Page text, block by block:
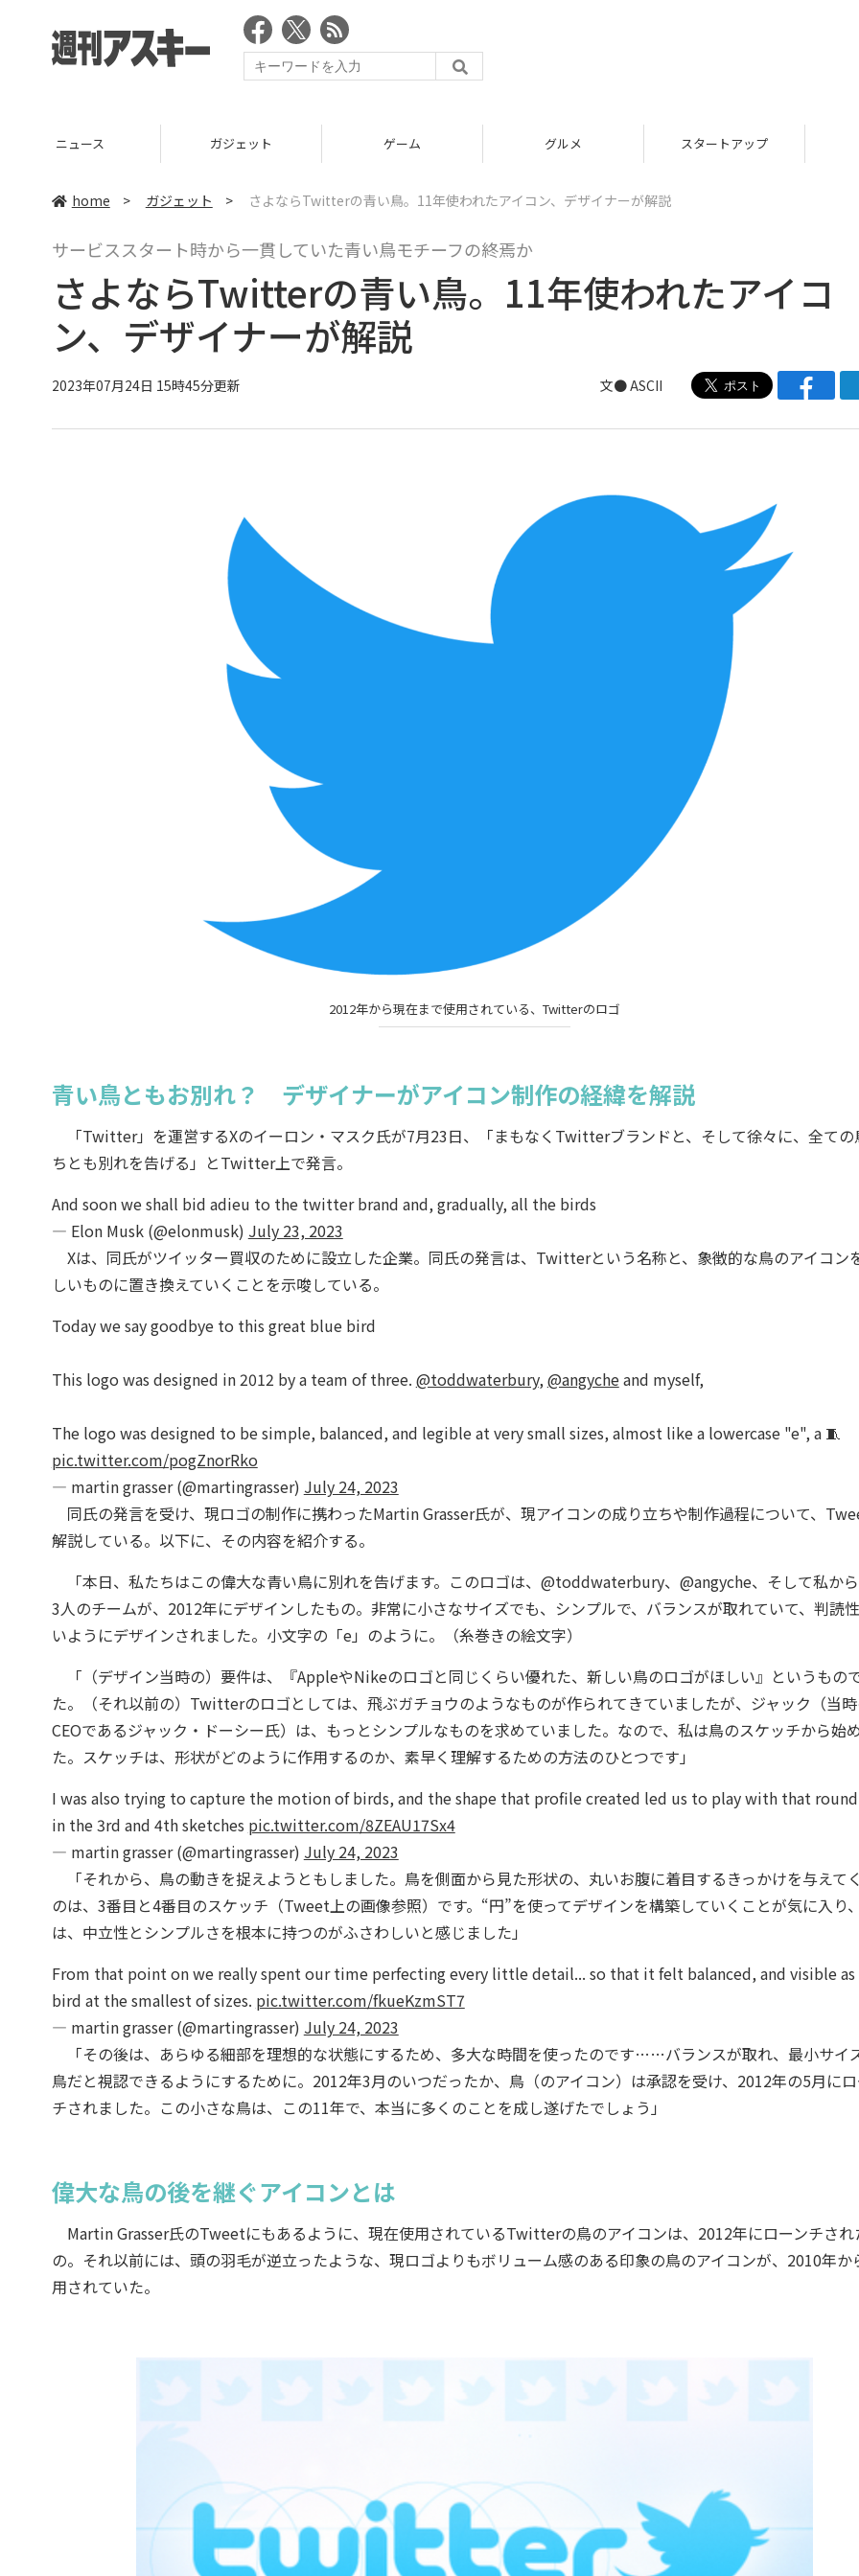
ニュース ガジェット ゲーム グルメ スタートアップ
home > ガジェット > さよならTwitterの青い鳥。11年使われたアイコン、デザイナーが解説
サービススタート時から一貫していた青い鳥モチーフの終焉か
さよならTwitterの青い鳥。11年使われたアイコ
ン、デザイナーが解説
2023年07月24日 15時45分更新 文● ASCII
2012年から現在まで使用されている、Twitterのロゴ
青い鳥ともお別れ？ デザイナーがアイコン制作の経緯を解説
「Twitter」を運営するXのイーロン・マスク氏が7月23日、「まもなくTwitterブランドと、そして徐々に、全ての
ちとも別れを告げる」とTwitter上で発言。
And soon we shall bid adieu to the twitter brand and, gradually, all the birds
— Elon Musk (@elonmusk) July 23, 2023
Xは、同氏がツイッター買収のために設立した企業。同氏の発言は、Twitterという名称と、象徴的な鳥のアイコン
しいものに置き換えていくことを示唆している。
Today we say goodbye to this great blue bird
This logo was designed in 2012 by a team of three. @toddwaterbury, @angycheand myself,
The logo was designed to be simple, balanced, and legible at very small sizes, almost like a lowercase "e", a 🧵
pic.twitter.com/pogZnorRko
— martin grasser (@martingrasser) July 24, 2023
同氏の発言を受け、現ロゴの制作に携わったMartin Grasser氏が、現アイコンの成り立ちや制作過程について、
解説している。以下に、その内容を紹介する。
「本日、私たちはこの偉大な青い鳥に別れを告げます。このロゴは、@toddwaterbury、@angyche、そして私か
3人のチームが、2012年にデザインしたもの。非常に小さなサイズでも、シンプルで、バランスが取れていて、判読
いようにデザインされました。小文字の「e」のように。（糸巻きの絵文字）
「（デザイン当時の）要件は、『AppleやNikeのロゴと同じくらい優れた、新しい鳥のロゴがほしい』というもの
た。（それ以前の）Twitterのロゴとしては、飛ぶガチョウのようなものが作られてきていましたが、ジャック（当
CEOであるジャック・ドーシー氏）は、もっとシンプルなものを求めていました。なので、私は鳥のスケッチから始
た。スケッチは、形状がどのように作用するのか、素早く理解するための方法のひとつです」
I was also trying to capture the motion of birds, and the shape that profile created led us to play with that
in the 3rd and 4th sketches pic.twitter.com/8ZEAU17Sx4
— martin grasser (@martingrasser) July 24, 2023
「それから、鳥の動きを捉えようともしました。鳥を側面から見た形状の、丸いお腹に着目するきっかけを与えて
のは、3番目と4番目のスケッチ（Tweet上の画像参照）です。“円”を使ってデザインを構築していくことが気に入り
は、中立性とシンプルさを根本に持つのがふさわしいと感じました」
From that point on we really spent our time perfecting every little detail... so that it felt balanced, and visible as
bird at the smallest of sizes. pic.twitter.com/fkueKzmST7
— martin grasser (@martingrasser) July 24, 2023
「その後は、あらゆる細部を理想的な状態にするため、多大な時間を使ったのです……バランスが取れ、最小サイ
鳥だと視認できるようにするために。2012年3月のいつだったか、鳥（のアイコン）は承認を受け、2012年の5月に
チされました。この小さな鳥は、この11年で、本当に多くのことを成し遂げたでしょう」
偉大な鳥の後を継ぐアイコンとは
Martin Grasser氏のTweetにもあるように、現在使用されているTwitterの鳥のアイコンは、2012年にローンチされ
の。それ以前には、頭の羽毛が逆立ったような、現ロゴよりもボリューム感のある印象の鳥のアイコンが、2010年か
用されていた。